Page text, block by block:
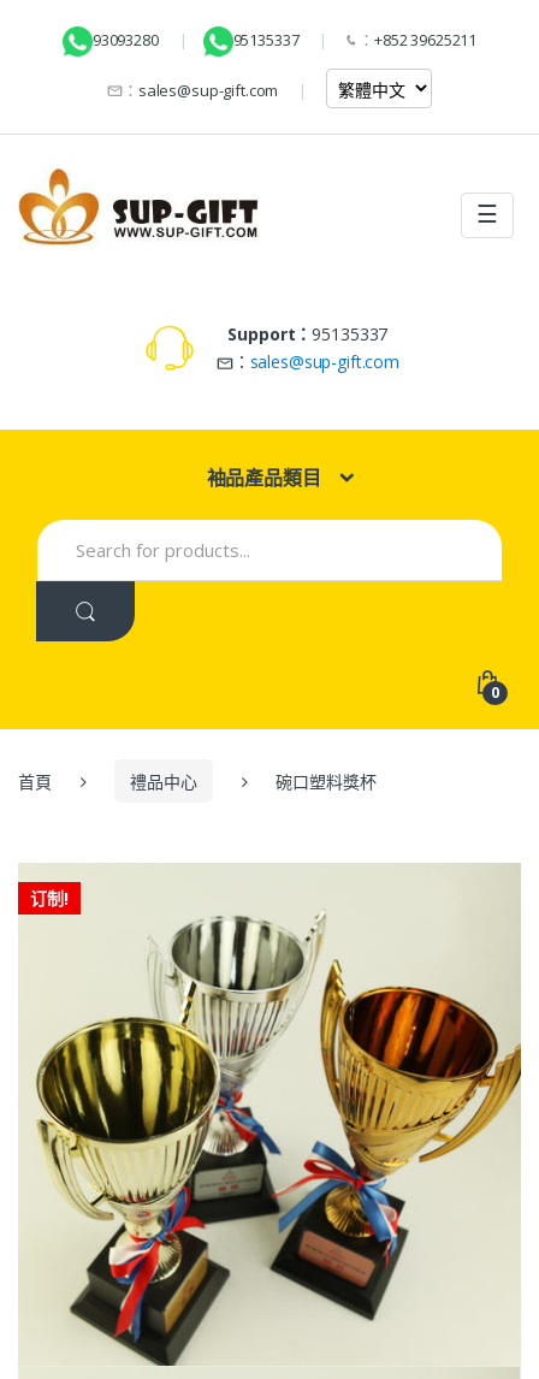
93093280 95135337 ： +852 39625211
： sales@sup-gift.com
☰
Support：95135337
： sales@sup-gift.com
袖品產品類目
Search
for:
0
首頁 禮品中心 碗口塑料獎杯
订制!